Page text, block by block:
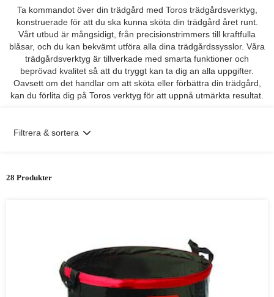
Ta kommandot över din trädgård med Toros trädgårdsverktyg,
konstruerade för att du ska kunna sköta din trädgård året runt.
Vårt utbud är mångsidigt, från precisionstrimmers till kraftfulla
blåsar, och du kan bekvämt utföra alla dina trädgårdssysslor. Våra
trädgårdsverktyg är tillverkade med smarta funktioner och
beprövad kvalitet så att du tryggt kan ta dig an alla uppgifter.
Oavsett om det handlar om att sköta eller förbättra din trädgård,
kan du förlita dig på Toros verktyg för att uppnå utmärkta resultat.
28 Produkter
Filtrera & sortera